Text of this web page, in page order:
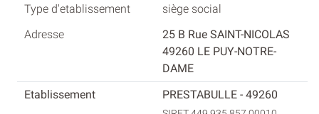
siège social
25 B Rue SAINT-NICOLAS
49260 LE PUY-NOTRE-
DAME
PRESTABULLE - 49260